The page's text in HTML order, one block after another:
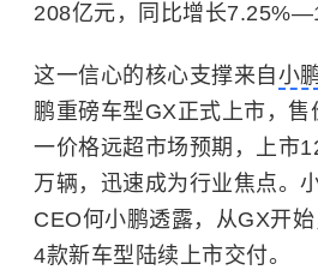
208亿元，同比增长
这一信心的核心支撑来自 小
鹏重磅车型GX正式上市，
一价格远超市场预期，上市
万辆，迅速成为行业焦点。
CEO何小鹏透露，从GX开
4款新车型陆续上市交付。